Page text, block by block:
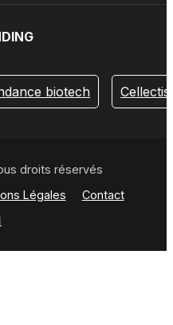
biotech Cellectis
droits réservés
Légales Contact